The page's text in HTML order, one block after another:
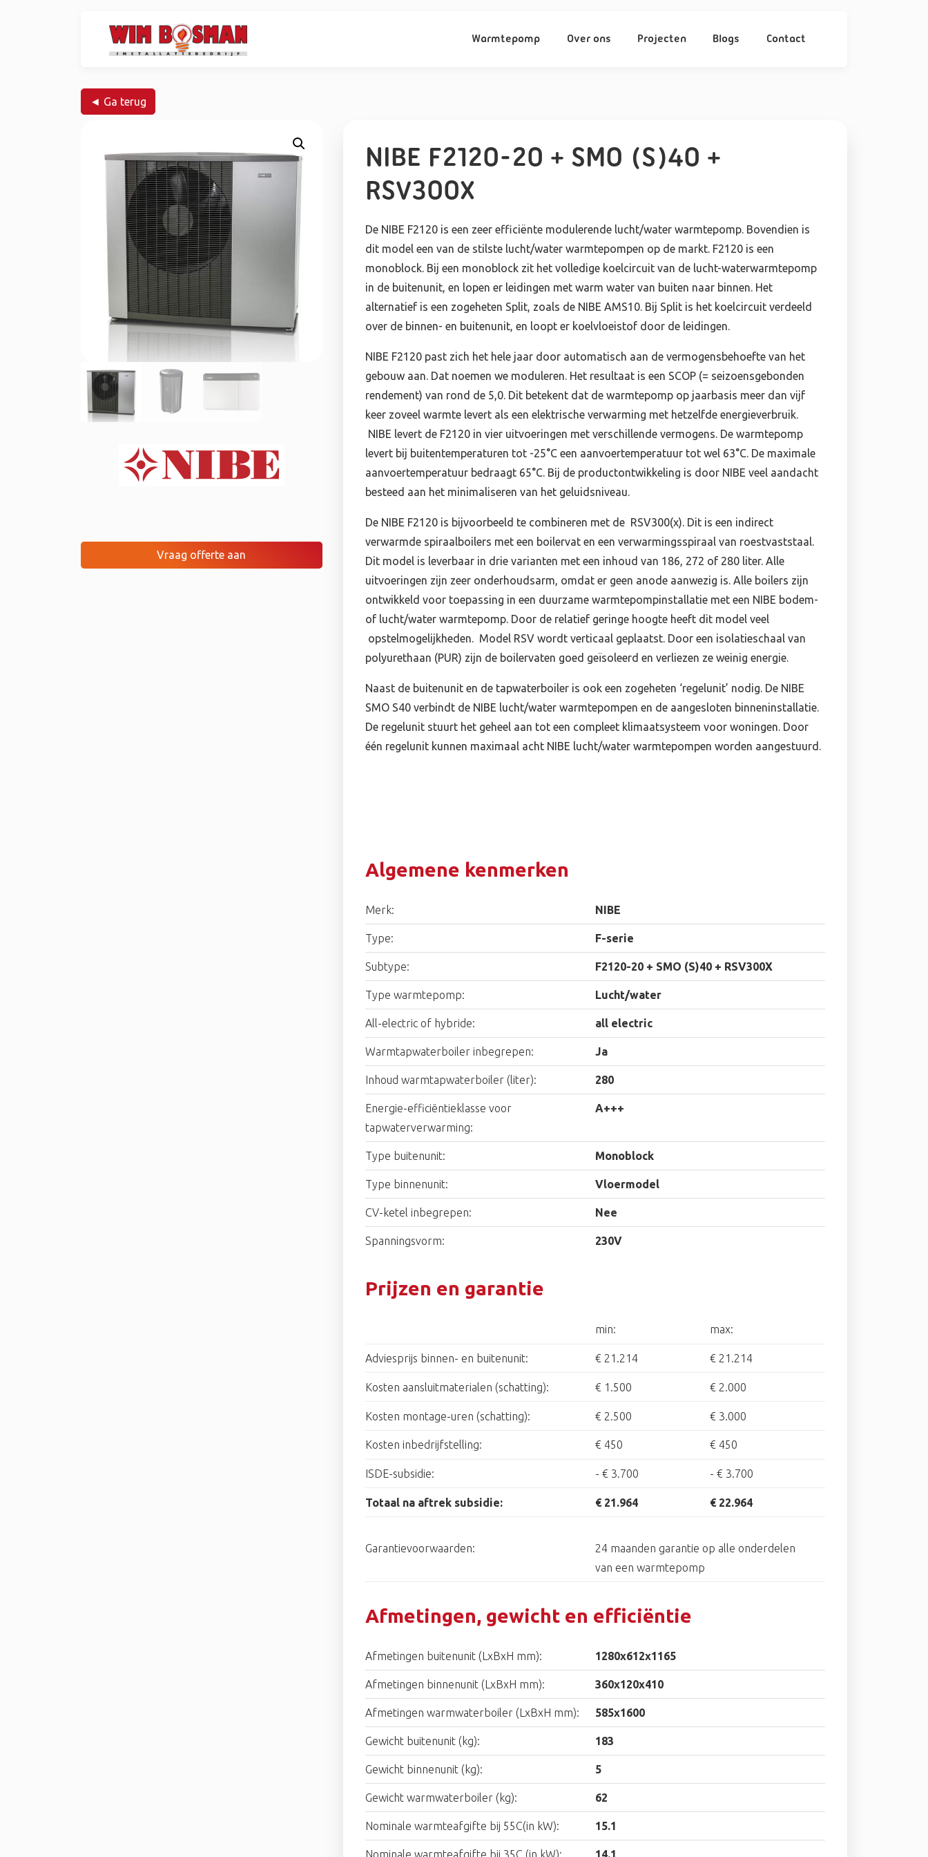
Warmtepomp Over ons Projecten Blogs Contact
◄ Ga terug
Vraag offerte aan
NIBE F2120-20 + SMO (S)40 +
RSV300X
De NIBE F2120 is een zeer efficiënte modulerende lucht/water warmtepomp. Bovendien is
dit model een van de stilste lucht/water warmtepompen op de markt. F2120 is een
monoblock. Bij een monoblock zit het volledige koelcircuit van de lucht-waterwarmtepomp
in de buitenunit, en lopen er leidingen met warm water van buiten naar binnen. Het
alternatief is een zogeheten Split, zoals de NIBE AMS10. Bij Split is het koelcircuit verdeeld
over de binnen- en buitenunit, en loopt er koelvloeistof door de leidingen.
NIBE F2120 past zich het hele jaar door automatisch aan de vermogensbehoefte van het
gebouw aan. Dat noemen we moduleren. Het resultaat is een SCOP (= seizoensgebonden
rendement) van rond de 5,0. Dit betekent dat de warmtepomp op jaarbasis meer dan vijf
keer zoveel warmte levert als een elektrische verwarming met hetzelfde energieverbruik.
NIBE levert de F2120 in vier uitvoeringen met verschillende vermogens. De warmtepomp
levert bij buitentemperaturen tot -25°C een aanvoertemperatuur tot wel 63°C. De maximale
aanvoertemperatuur bedraagt 65°C. Bij de productontwikkeling is door NIBE veel aandacht
besteed aan het minimaliseren van het geluidsniveau.
De NIBE F2120 is bijvoorbeeld te combineren met de RSV300(x). Dit is een indirect
verwarmde spiraalboilers met een boilervat en een verwarmingsspiraal van roestvaststaal.
Dit model is leverbaar in drie varianten met een inhoud van 186, 272 of 280 liter. Alle
uitvoeringen zijn zeer onderhoudsarm, omdat er geen anode aanwezig is. Alle boilers zijn
ontwikkeld voor toepassing in een duurzame warmtepompinstallatie met een NIBE bodem-
of lucht/water warmtepomp. Door de relatief geringe hoogte heeft dit model veel
opstelmogelijkheden. Model RSV wordt verticaal geplaatst. Door een isolatieschaal van
polyurethaan (PUR) zijn de boilervaten goed geïsoleerd en verliezen ze weinig energie.
Naast de buitenunit en de tapwaterboiler is ook een zogeheten ‘regelunit’ nodig. De NIBE
SMO S40 verbindt de NIBE lucht/water warmtepompen en de aangesloten binneninstallatie.
De regelunit stuurt het geheel aan tot een compleet klimaatsysteem voor woningen. Door
één regelunit kunnen maximaal acht NIBE lucht/water warmtepompen worden aangestuurd.
Algemene kenmerken
Merk: NIBE
Type: F-serie
Subtype: F2120-20 + SMO (S)40 + RSV300X
Type warmtepomp: Lucht/water
All-electric of hybride: all electric
Warmtapwaterboiler inbegrepen: Ja
Inhoud warmtapwaterboiler (liter): 280
Energie-efficiëntieklasse voor
tapwaterverwarming:
A+++
Type buitenunit: Monoblock
Type binnenunit: Vloermodel
CV-ketel inbegrepen: Nee
Spanningsvorm: 230V
Prijzen en garantie
min: max:
Adviesprijs binnen- en buitenunit: € 21.214 € 21.214
Kosten aansluitmaterialen (schatting): € 1.500 € 2.000
Kosten montage-uren (schatting): € 2.500 € 3.000
Kosten inbedrijfstelling: € 450 € 450
ISDE-subsidie: - € 3.700 -€ 3.700
Totaal na aftrek subsidie: € 21.964 € 22.964
Garantievoorwaarden:
24 maanden garantie op alle onderdelen
van een warmtepomp
Afmetingen, gewicht en efficiëntie
Afmetingen buitenunit (LxBxH mm): 1280x612x1165
Afmetingen binnenunit (LxBxH mm): 360x120x410
Afmetingen warmwaterboiler (LxBxH mm): 585x1600
Gewicht buitenunit (kg): 183
Gewicht binnenunit (kg): 5
Gewicht warmwaterboiler (kg): 62
Nominale warmteafgifte bij 55C(in kW): 15.1